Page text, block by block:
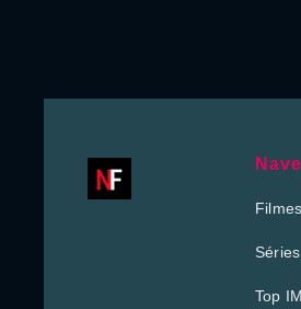
Filmes
Séries
Top